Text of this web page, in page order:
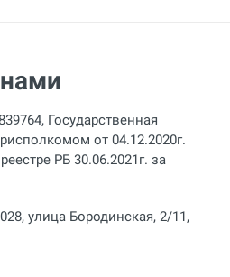
Государственная
от 04.12.2020г.
РБ 30.06.2021г. за
, улица Бородинская, 2/11,